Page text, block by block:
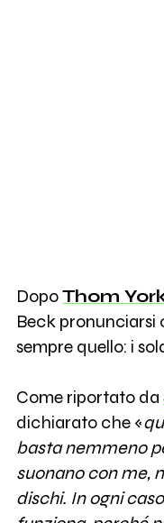
DopoThom
Beck pronunciarsi
sempre quello: i
Come riportato da
dichiarato che «
basta nemmeno
suonano con me,
dischi. In ogni